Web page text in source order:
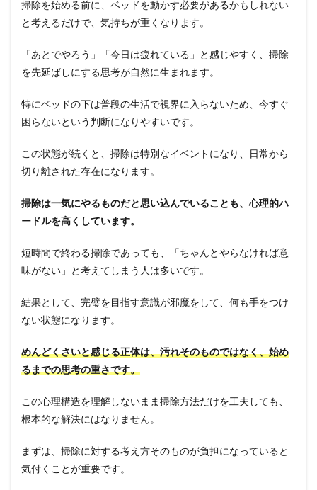
掃除を始める前に、ベッドを動かす必要があるかもしれない
と考えるだけで、気持ちが重くなります。
「あとでやろう」「今日は疲れている」と感じやすく、掃除
を先延ばしにする思考が自然に生まれます。
特にベッドの下は普段の生活で視界に入らないため、今すぐ
困らないという判断になりやすいです。
この状態が続くと、掃除は特別なイベントになり、日常から
切り離された存在になります。
掃除は一気にやるものだと思い込んでいることも、心理的ハ
ードルを高くしています。
短時間で終わる掃除であっても、「ちゃんとやらなければ意
味がない」と考えてしまう人は多いです。
結果として、完璧を目指す意識が邪魔をして、何も手をつけ
ない状態になります。
めんどくさいと感じる正体は、汚れそのものではなく、始め
るまでの思考の重さです。
この心理構造を理解しないまま掃除方法だけを工夫しても、
根本的な解決にはなりません。
まずは、掃除に対する考え方そのものが負担になっていると
気付くことが重要です。